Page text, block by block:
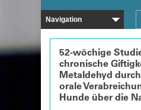
52-wöchige
chronische
Metaldehyd
orale
Hunde über die